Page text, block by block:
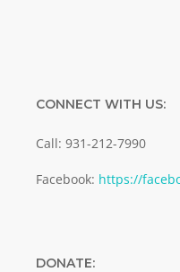
CONNECT WITH US:
Call: 931-212-7990
Facebook: https://
DONATE: